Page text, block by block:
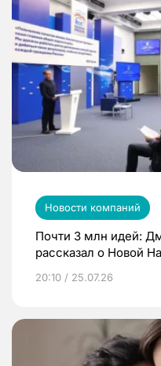
Новости компаний
Почти 3 млн идей:
рассказал о Новой
20:10 / 25.07.26